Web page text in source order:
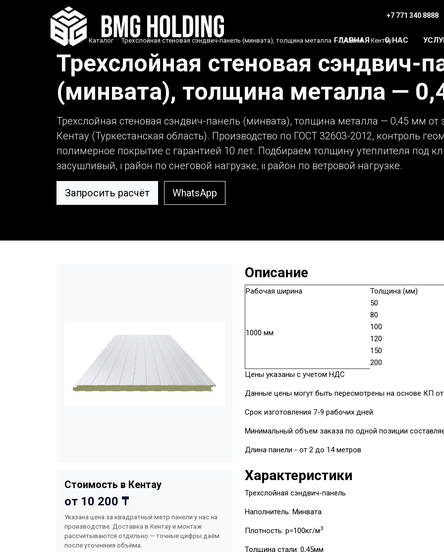
+7 771 340 8888
ГЛАВНАЯ О НАС
Главная › Каталог › Трехслойная стеновая сэндвич-панель (минвата), толщина металла — 0,45 мм › Кентау
Трехслойная стеновая сэндвич-
(минвата), толщина металла —
Трехслойная стеновая сэндвич-панель (минвата), толщина металла — 0,45 мм от
Кентау (Туркестанская область). Производство по ГОСТ 32603-2012, контроль
полимерное покрытие с гарантией 10 лет. Подбираем толщину утеплителя под
засушливый, i район по снеговой нагрузке, ii район по ветровой нагрузке.
Запросить расчёт WhatsApp
Стоимость в Кентау
от 10 200 ₸
Указана цена за квадратный метр панели у нас на
производстве. Доставка в Кентау и монтаж
рассчитываются отдельно — точные цифры даём
после уточнения объёма.
Описание
Рабочая ширина Толщина (мм)
1000 мм
50
80
100
120
150
200
Цены указаны с учетом НДС
Данные цены могут быть пересмотрены на основе КП от
Срок изготовления 7-9 рабочих дней.
Минимальный объем заказа по одной позиции
Длина панели - от 2 до 14 метров
Характеристики
Трехслойная сэндвич-панель
Наполнитель: Минвата
Плотность: p=100кг/м3
Толщина стали: 0,45мм